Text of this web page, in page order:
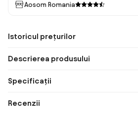
Aosom Romania
Istoricul prețurilor
Descrierea produsului
Specificații
Recenzii